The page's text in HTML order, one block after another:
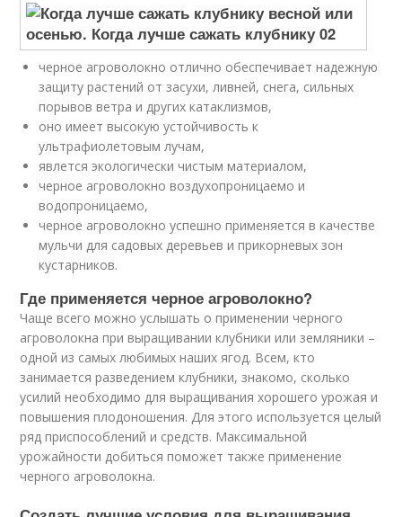
черное агроволокно отлично обеспечивает надежную
защиту растений от засухи, ливней, снега, сильных
порывов ветра и других катаклизмов,
оно имеет высокую устойчивость к
ультрафиолетовым лучам,
явлется экологически чистым материалом,
черное агроволокно воздухопроницаемо и
водопроницаемо,
черное агроволокно успешно применяется в качестве
мульчи для садовых деревьев и прикорневых зон
кустарников.
Где применяется черное агроволокно?
Чаще всего можно услышать о применении черного
агроволокна при выращивании клубники или земляники –
одной из самых любимых наших ягод. Всем, кто
занимается разведением клубники, знакомо, сколько
усилий необходимо для выращивания хорошего урожая и
повышения плодоношения. Для этого используется целый
ряд приспособлений и средств. Максимальной
урожайности добиться поможет также применение
черного агроволокна.